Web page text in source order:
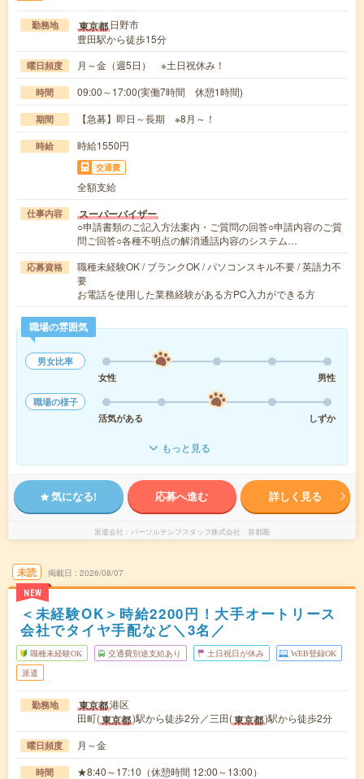
勤務地 東京都 日野市
豊田駅から徒歩15分
曜日頻度 月～金（週5日） ※土日祝休み！
時間 09:00～17:00(実働7時間 休憩1時間)
期間 【急募】即日～長期 ※8月～！
時給 時給1550円
交通費
全額支給
仕事内容 スーパーバイザー
○申請書類のご記入方法案内・ご質問の回答○申請内容のご質
問ご回答○各種不明点の解消通話内容のシステム…
応募資格
職種未経験OK / ブランクOK / パソコンスキル不要 / 英語力不
要
お電話を使用した業務経験がある方PC入力ができる方
職場の雰囲気
男女比率
女性
男性
職場の様子
活気がある
しずか
もっと見る
気になる! 応募へ進む 詳しく見る
派遣会社 パーソルテンプスタッフ株式会社 首都圏
未読
NEW
掲載日 2026/08/07
＜未経験OK＞時給2200円！大手オートリース
会社でタイヤ手配など＼3名／
職種未経験OK 交通費別途支給あり 土日祝日が休み WEB登録OK
派遣
勤務地 東京都港区
田町(東京都)駅から徒歩2分／三田(東京都)駅から徒歩2分
曜日頻度 月～金
時間 ★8:40～17:10（休憩時間 12:00～13:00）